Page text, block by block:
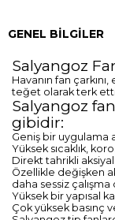
GENEL BILGILER
Salyangoz
Havanın fan
teğet olarak terk
Salyangoz
gibidir:
Geniş bir uygulama
Yüksek sıcaklık,
Direkt tahrikli
Özellikle değişken
daha sessiz çalışma
Yüksek bir yapısal
Çok yüksek basınç